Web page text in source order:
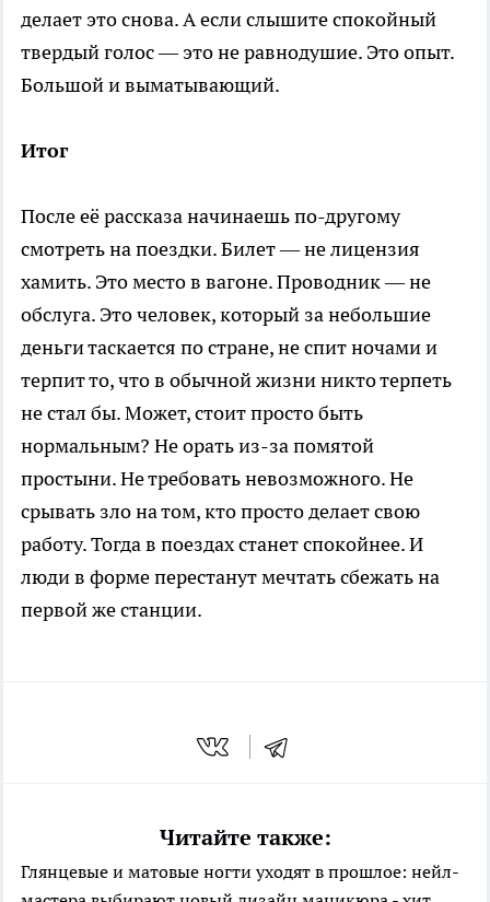
делает это снова. А если слышите спокойный
твердый голос — это не равнодушие. Это опыт.
Большой и выматывающий.
Итог
После её рассказа начинаешь по-другому
смотреть на поездки. Билет — не лицензия
хамить. Это место в вагоне. Проводник — не
обслуга. Это человек, который за небольшие
деньги таскается по стране, не спит ночами и
терпит то, что в обычной жизни никто терпеть
не стал бы. Может, стоит просто быть
нормальным? Не орать из-за помятой
простыни. Не требовать невозможного. Не
срывать зло на том, кто просто делает свою
работу. Тогда в поездах станет спокойнее. И
люди в форме перестанут мечтать сбежать на
первой же станции.
Читайте также:
Глянцевые и матовые ногти уходят в прошлое: нейл-